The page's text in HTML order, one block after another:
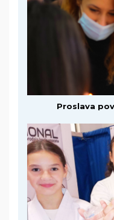
Proslava